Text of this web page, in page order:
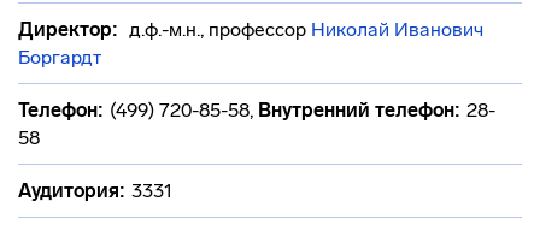
Директор: д.ф.-м.н., профессор Николай Иванович
Боргардт
Телефон: (499) 720-85-58, Внутренний телефон: 28-
58
Аудитория: 3331